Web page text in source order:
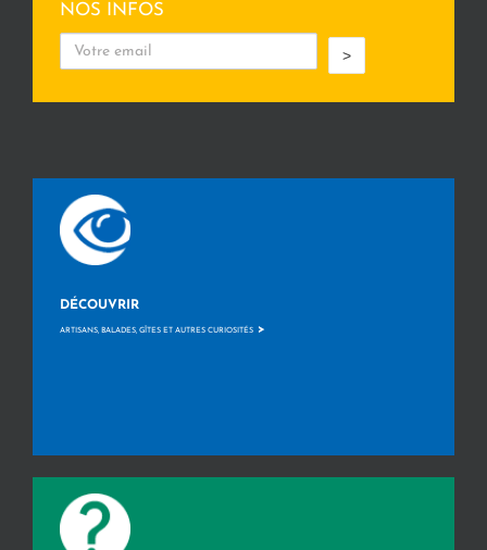
NOS INFOS
>
DÉCOUVRIR
ARTISANS, BALADES, GÎTES ET AUTRES CURIOSITÉS >